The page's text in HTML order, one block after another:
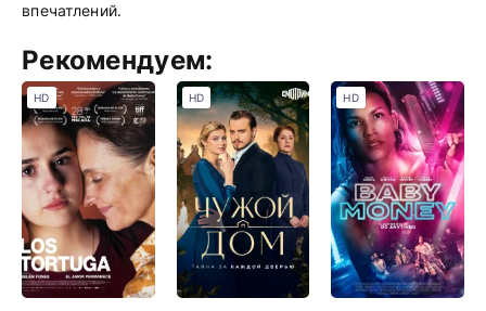
впечатлений.
Рекомендуем:
HD HD HD